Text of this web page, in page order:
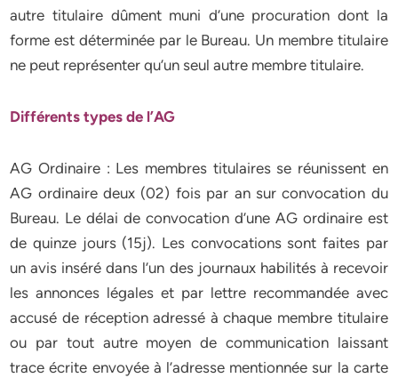
autre titulaire dûment muni d’une procuration dont la
forme est déterminée par le Bureau. Un membre titulaire
ne peut représenter qu’un seul autre membre titulaire.
Différents types de l’AG
AG Ordinaire : Les membres titulaires se réunissent en
AG ordinaire deux (02) fois par an sur convocation du
Bureau. Le délai de convocation d’une AG ordinaire est
de quinze jours (15j). Les convocations sont faites par
un avis inséré dans l’un des journaux habilités à recevoir
les annonces légales et par lettre recommandée avec
accusé de réception adressé à chaque membre titulaire
ou par tout autre moyen de communication laissant
trace écrite envoyée à l’adresse mentionnée sur la carte